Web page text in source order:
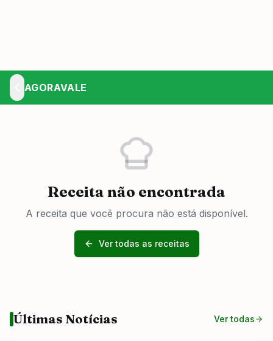
AGORAVALE
Receita não encontrada
A receita que você procura não está disponível.
Ver todas as receitas
Últimas Notícias Ver todas